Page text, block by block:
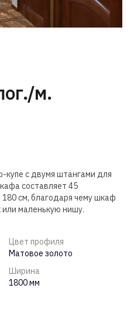
м.
с двумя штангами для
составляет 45
см, благодаря чему шкаф
маленькую нишу.
Цвет профиля
Матовое золото
Ширина
1800 мм